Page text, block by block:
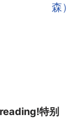
森）
特别